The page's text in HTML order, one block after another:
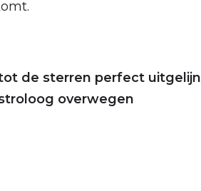
de sterren perfect
overwegen